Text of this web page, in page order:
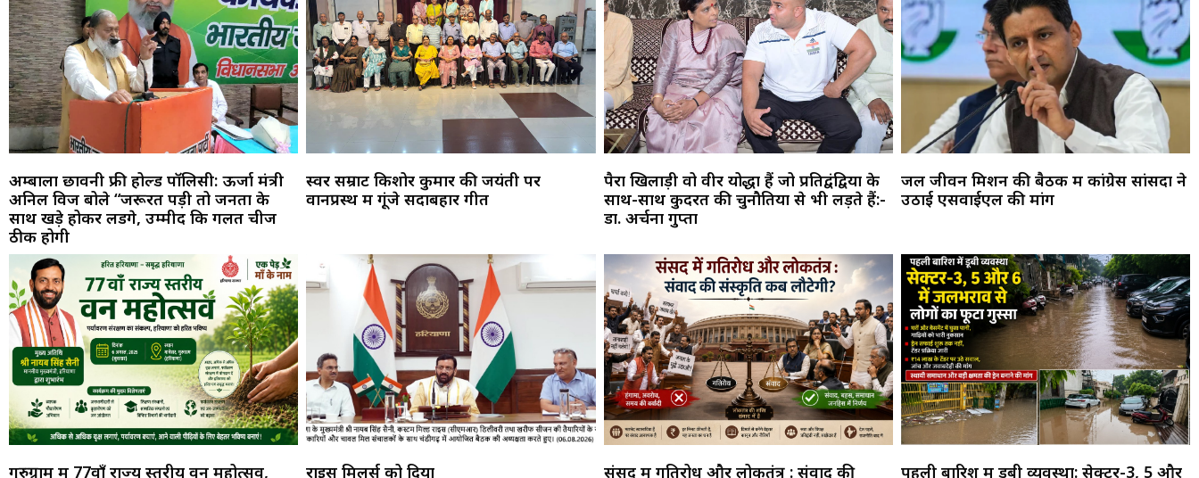
अम्बाला छावनी फ्री होल्ड पॉलिसी: ऊर्जा मंत्री
अनिल विज बोले “जरूरत पड़ी तो जनता के
साथ खड़े होकर लडेंगे, उम्मीद कि गलत चीजें
ठीक होगी
स्वर सम्राट किशोर कुमार की जयंती पर
वानप्रस्थ में गूंजे सदाबहार गीत
पैरा खिलाड़ी वो वीर योद्धा हैं जो प्रतिद्वंद्वियों के
साथ-साथ कुदरत की चुनौतियों से भी लड़ते हैं:-
डा. अर्चना गुप्ता
जल जीवन मिशन की बैठक में कांग्रेस सांसदों ने
उठाई एसवाईएल की मांग
गुरुग्राम में 77वाँ राज्य स्तरीय वन महोत्सव, राइस मिलर्स को दिया संसद में गतिरोध और लोकतंत्र : संवाद की पहली बारिश में डूबी व्यवस्था: सेक्टर-3, 5 और